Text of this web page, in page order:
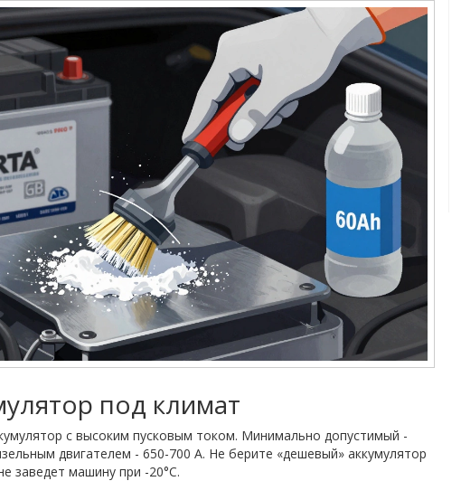
под климат
с высоким пусковым током. Минимально допустимый -
двигателем - 650-700 А. Не берите «дешевый» аккумулятор
заведет машину при -20°C.